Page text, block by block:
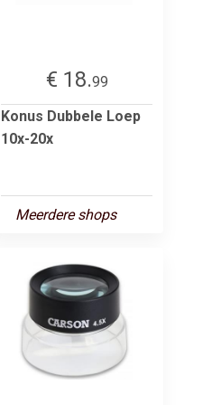
€ 18.99
Konus Dubbele Loep
10x-20x
Meerdere shops